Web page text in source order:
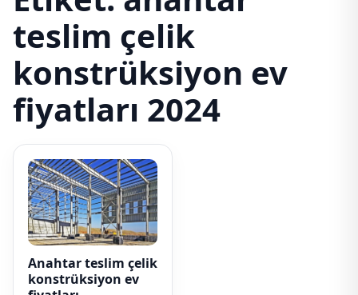
teslim çelik
konstrüksiyon ev
fiyatları 2024
Anahtar teslim çelik
konstrüksiyon ev